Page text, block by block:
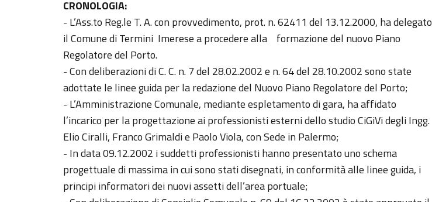
CRONOLOGIA:
- L’Ass.to Reg.le T. A. con provvedimento, prot. n. 62411 del 13.12.2000, ha delegato
il Comune di Termini Imerese a procedere alla formazione del nuovo Piano
Regolatore del Porto.
- Con deliberazioni di C. C. n. 7 del 28.02.2002 e n. 64 del 28.10.2002 sono state
adottate le linee guida per la redazione del Nuovo Piano Regolatore del Porto;
- L’Amministrazione Comunale, mediante espletamento di gara, ha affidato
l’incarico per la progettazione ai professionisti esterni dello studio CiGiVi degli Ingg.
Elio Ciralli, Franco Grimaldi e Paolo Viola, con Sede in Palermo;
- In data 09.12.2002 i suddetti professionisti hanno presentato uno schema
progettuale di massima in cui sono stati disegnati, in conformità alle linee guida, i
principi informatori dei nuovi assetti dell’area portuale;